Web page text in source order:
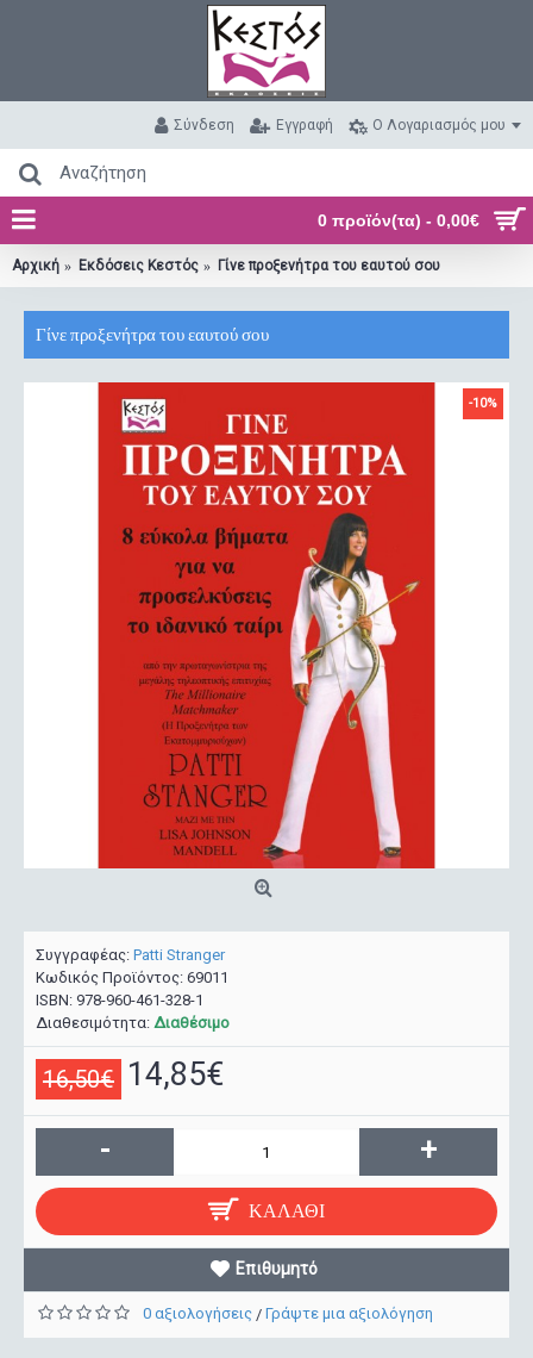
0 προϊόν(τα) - 0,00€
Σύνδεση Εγγραφή O Λογαριασμός μου
Αρχική Εκδόσεις Κεστός Γίνε προξενήτρα του εαυτού σου
Γίνε προξενήτρα του εαυτού σου
-10%
Συγγραφέας: Patti Stranger
Κωδικός Προϊόντος: 69011
ISBN: 978-960-461-328-1
Διαθεσιμότητα: Διαθέσιμο
16,50€ 14,85€
- +
ΚΑΛΆΘΙ
Επιθυμητό
0 αξιολογήσεις / Γράψτε μια αξιολόγηση